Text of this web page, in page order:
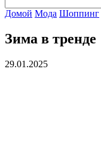
Домой Мода Шоппинг
Зима в тренде
29.01.2025